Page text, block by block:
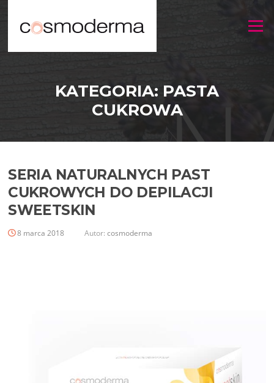
Menu
KATEGORIA: PASTA
CUKROWA
SERIA NATURALNYCH PAST
CUKROWYCH DO DEPILACJI
SWEETSKIN
8 marca 2018 Autor:cosmoderma